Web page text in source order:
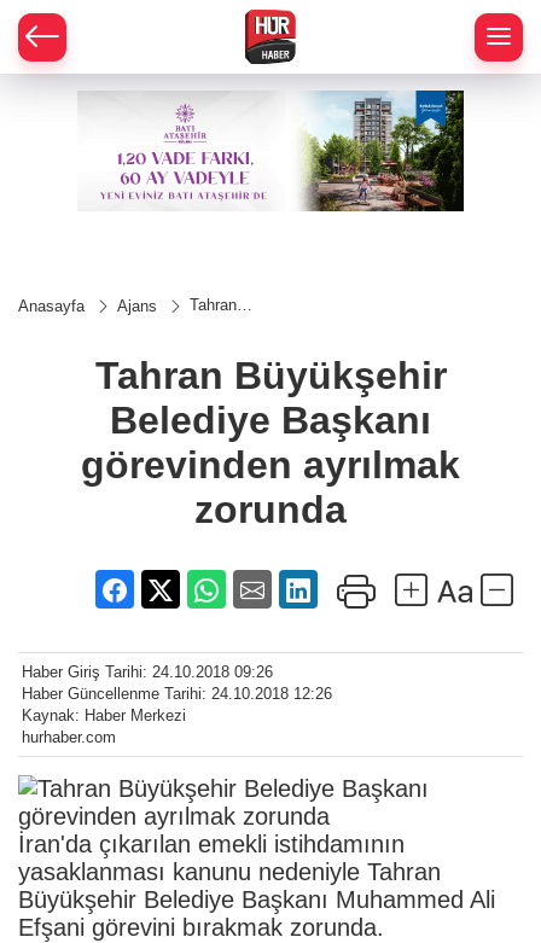
Anasayfa Ajans
Tahran
Başkanı
görevinden
zorunda
Tahran Büyükşehir
Belediye Başkanı
görevinden ayrılmak
zorunda
Haber Giriş Tarihi: 24.10.2018 09:26
Haber Güncellenme Tarihi: 24.10.2018 12:26
Kaynak: Haber Merkezi
hurhaber.com
İran'da çıkarılan emekli istihdamının
yasaklanması kanunu nedeniyle Tahran
Büyükşehir Belediye Başkanı Muhammed Ali
Efşani görevini bırakmak zorunda.